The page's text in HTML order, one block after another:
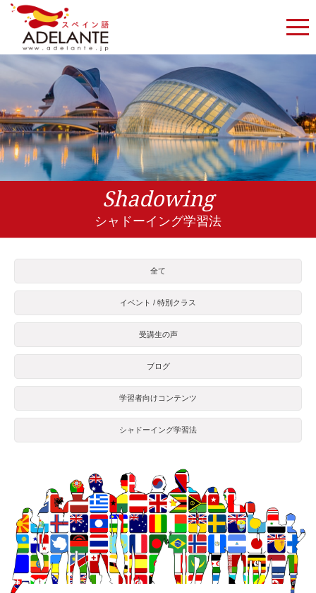
Shadowing
シャドーイング学習法
全て
イベント / 特別クラス
受講生の声
ブログ
学習者向けコンテンツ
シャドーイング学習法